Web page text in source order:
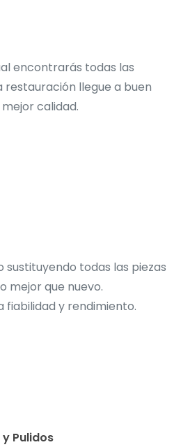
encontrarás todas las
restauración llegue a buen
calidad.
sustituyendo todas las piezas
mejor que nuevo.
fiabilidad y rendimiento.
Pulidos